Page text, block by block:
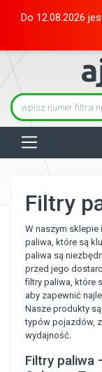
Do 12.08.2026
Filtry
W naszym
paliwa, które są
paliwa są
przed jego
filtry paliwa, które
aby zapewnić
Nasze produkty
typów pojazdów,
wydajność.
Filtry paliwa